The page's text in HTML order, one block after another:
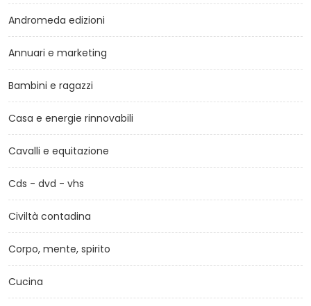
Andromeda edizioni
Annuari e marketing
Bambini e ragazzi
Casa e energie rinnovabili
Cavalli e equitazione
Cds - dvd - vhs
Civiltà contadina
Corpo, mente, spirito
Cucina